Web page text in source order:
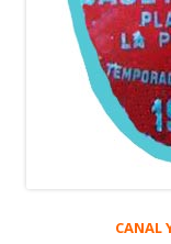
CANAL